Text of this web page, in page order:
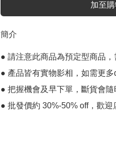
加至
簡介
● 請注意此商品為預定型商品，
● 產品皆有實物影相，如需更
● 把握機會及早下單，斷貨會隨
● 批發價約 30%-50% off，歡迎